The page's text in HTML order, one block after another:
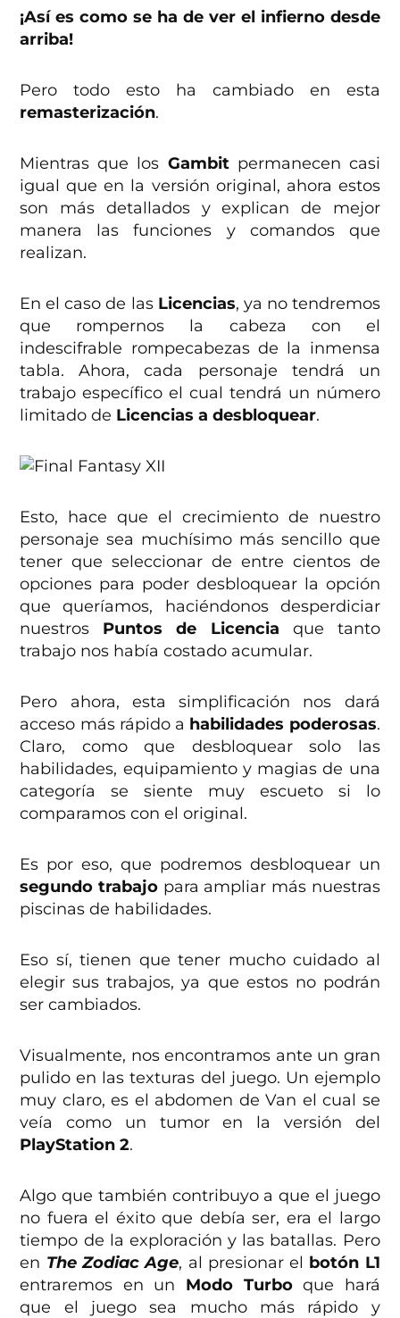
¡Así es como se ha de ver el infierno desde
arriba!
Pero todo esto ha cambiado en esta
remasterización.
Mientras que los Gambitpermanecen casi
igual que en la versión original, ahora estos
son más detallados y explican de mejor
manera las funciones y comandos que
realizan.
En el caso de las Licencias, ya no tendremos
que rompernos la cabeza con el
indescifrable rompecabezas de la inmensa
tabla. Ahora, cada personaje tendrá un
trabajo específico el cual tendrá un número
limitado de Licencias a desbloquear.
Esto, hace que el crecimiento de nuestro
personaje sea muchísimo más sencillo que
tener que seleccionar de entre cientos de
opciones para poder desbloquear la opción
que queríamos, haciéndonos desperdiciar
nuestros Puntos de Licencia que tanto
trabajo nos había costado acumular.
Pero ahora, esta simplificación nos dará
acceso más rápido a habilidades poderosas.
Claro, como que desbloquear solo las
habilidades, equipamiento y magias de una
categoría se siente muy escueto si lo
comparamos con el original.
Es por eso, que podremos desbloquear un
segundo trabajo para ampliar más nuestras
piscinas de habilidades.
Eso sí, tienen que tener mucho cuidado al
elegir sus trabajos, ya que estos no podrán
ser cambiados.
Visualmente, nos encontramos ante un gran
pulido en las texturas del juego. Un ejemplo
muy claro, es el abdomen de Van el cual se
veía como un tumor en la versión del
PlayStation 2.
Algo que también contribuyo a que el juego
no fuera el éxito que debía ser, era el largo
tiempo de la exploración y las batallas. Pero
en The Zodiac Age, al presionar el botón L1
entraremos en un Modo Turboque hará
que el juego sea mucho más rápido y